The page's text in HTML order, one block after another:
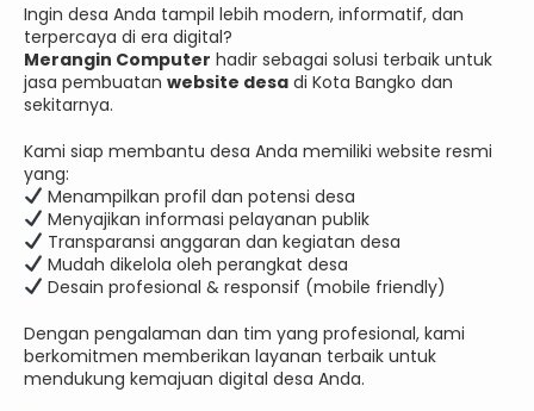
Ingin desa Anda tampil lebih modern, informatif, dan
terpercaya di era digital?
Merangin Computer hadir sebagai solusi terbaik untuk
jasa pembuatan website desa di Kota Bangko dan
sekitarnya.
Kami siap membantu desa Anda memiliki website resmi
yang:
Menampilkan profil dan potensi desa
Menyajikan informasi pelayanan publik
Transparansi anggaran dan kegiatan desa
Mudah dikelola oleh perangkat desa
Desain profesional & responsif (mobile friendly)
Dengan pengalaman dan tim yang profesional, kami
berkomitmen memberikan layanan terbaik untuk
mendukung kemajuan digital desa Anda.